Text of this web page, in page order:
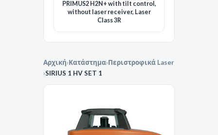
PRIMUS2 H2N+ with tilt control,
without laser receiver, Laser
Class 3R
Αρχική›Κατάστημα›Περιστροφικά Laser
›SIRIUS 1 HV SET 1